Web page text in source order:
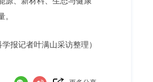
报记者叶满山采访整理）